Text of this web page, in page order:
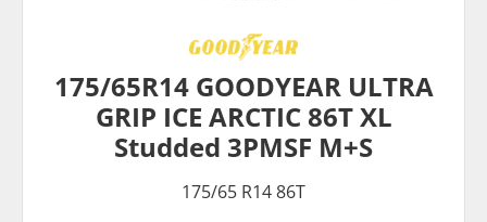
175/65R14 GOODYEAR ULTRA
GRIP ICE ARCTIC 86T XL
Studded 3PMSF M+S
175/65 R14 86T